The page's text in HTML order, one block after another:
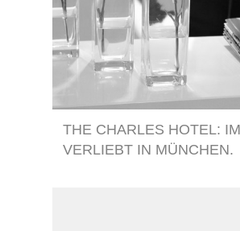
THE CHARLES HOTEL:
VERLIEBT IN MÜNCHEN.